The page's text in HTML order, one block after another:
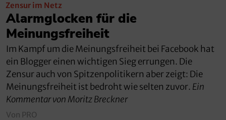
Zensur im Netz
Alarmglocken für die
Meinungsfreiheit
Im Kampf um die Meinungsfreiheit bei Facebook hat
ein Blogger einen wichtigen Sieg errungen. Die
Zensur auch von Spitzenpolitikern aber zeigt: Die
Meinungsfreiheit ist bedroht wie selten zuvor. Ein
Kommentar von Moritz Breckner
Von PRO